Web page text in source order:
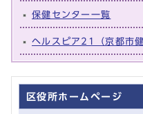
保健センター一覧
ヘルスピア21（京都市
区役所ホームページ